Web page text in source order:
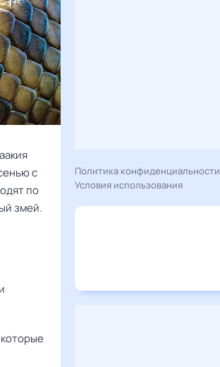
с
по
змей.
Политика конфиденциальности
Условия использования